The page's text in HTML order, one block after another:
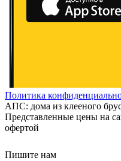
Политика
АПС: дома из клееного
Представленные цены на
офертой
Пишите нам